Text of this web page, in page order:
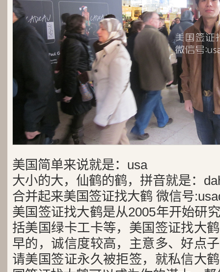
美国简单来说就是：usa
大小的大，仙鹤的鹤，拼音就是：
合并起来美国签证找大鹤 微信号
美国签证找大鹤是从2005年开始研
括美国绿卡工卡等，美国签证找大
早的，诚信度较高，主意多、好点
请美国签证永久被拒签，就私信大